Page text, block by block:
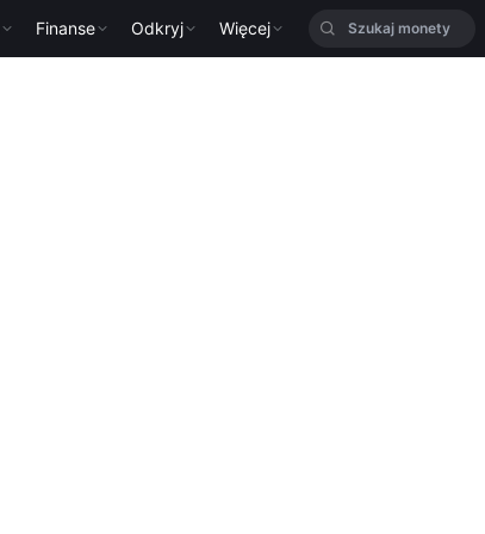
Finanse Odkryj Więcej